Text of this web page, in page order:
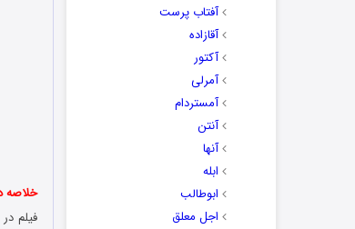
آفتاب پرست
آقازاده
آکتور
آمرلی
آمستردام
آنتن
آنها
ابله
ابوطالب
اجل معلق
خلاصه